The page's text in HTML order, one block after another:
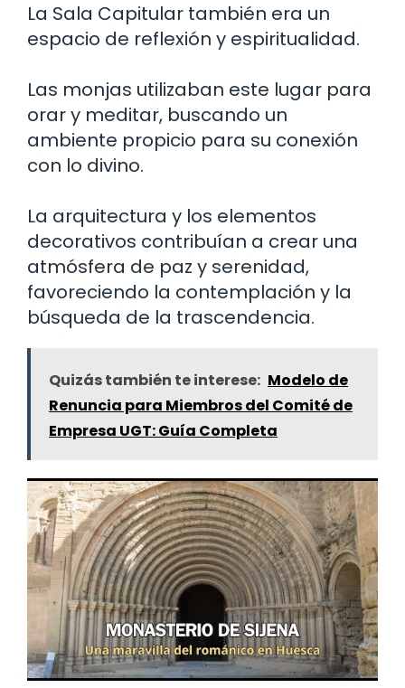
La Sala Capitular también era un
espacio de reflexión y espiritualidad.
Las monjas utilizaban este lugar para
orar y meditar, buscando un
ambiente propicio para su conexión
con lo divino.
La arquitectura y los elementos
decorativos contribuían a crear una
atmósfera de paz y serenidad,
favoreciendo la contemplación y la
búsqueda de la trascendencia.
Quizás también te interese: Modelo de
Renuncia para Miembros del Comité de
Empresa UGT: Guía Completa